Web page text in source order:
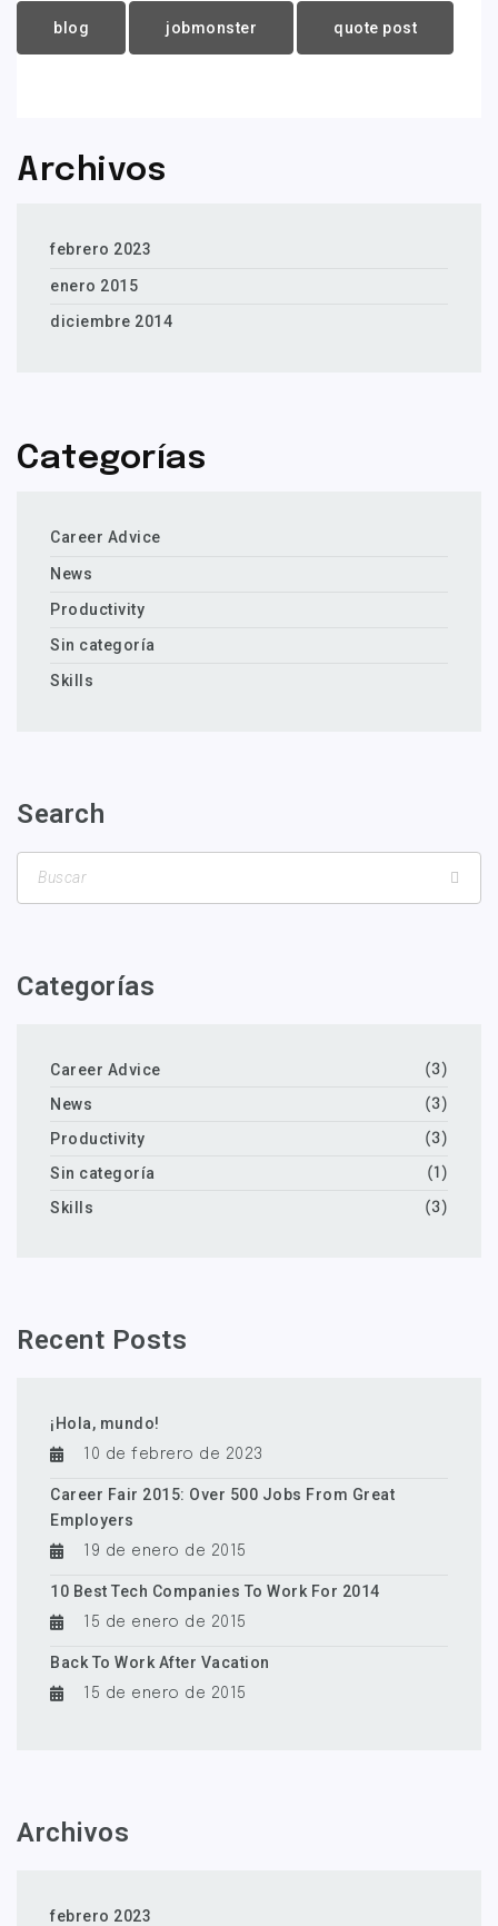
blog jobmonster quote post
Archivos
febrero 2023
enero 2015
diciembre 2014
Categorías
Career Advice
News
Productivity
Sin categoría
Skills
Search
Categorías
Career Advice (3)
News (3)
Productivity (3)
Sin categoría (1)
Skills (3)
Recent Posts
¡Hola, mundo!
10 de febrero de 2023
Career Fair 2015: Over 500 Jobs From Great
Employers
19 de enero de 2015
10 Best Tech Companies To Work For 2014
15 de enero de 2015
Back To Work After Vacation
15 de enero de 2015
Archivos
febrero 2023